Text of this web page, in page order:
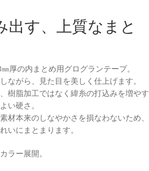
出す、上質なまと
厚の内まとめ用グログランテープ。
ながら、見た目を美しく仕上げます。
樹脂加工ではなく緯糸の打込みを増やす
い硬さ。
材本来のしなやかさを損なわないため、
いにまとまります。
ラー展開。